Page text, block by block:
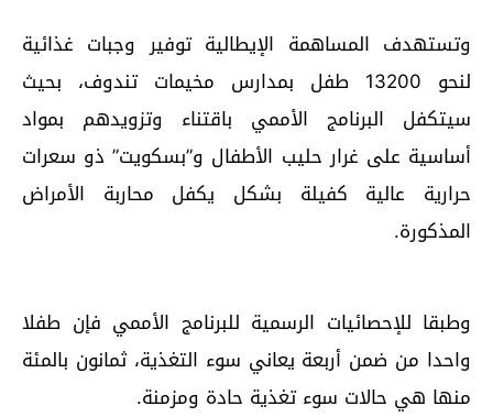
وتستهدف المساهمة الإيطالية توفير وجبات غذائية
لنحو 13200 طفل بمدارس مخيمات تندوف، بحيث
سيتكفل البرنامج الأممي باقتناء وتزويدهم بمواد
أساسية على غرار حليب الأطفال و”بسكويت” ذو سعرات
حرارية عالية كفيلة بشكل يكفل محاربة الأمراض
المذكورة.
وطبقا للإحصائيات الرسمية للبرنامج الأممي فإن طفلا
واحدا من ضمن أربعة يعاني سوء التغذية، ثمانون بالمئة
منها هي حالات سوء تغذية حادة ومزمنة.